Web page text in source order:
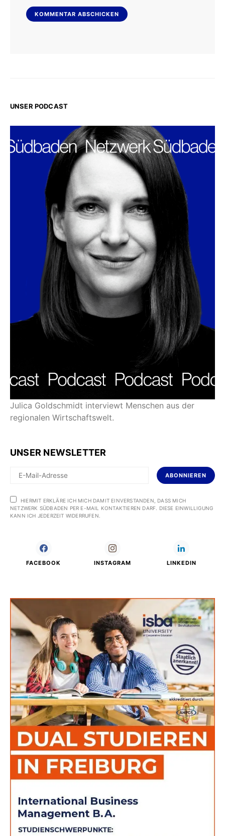
UNSER PODCAST
Julica Goldschmidt interviewt Menschen aus der
regionalen Wirtschaftswelt.
UNSER NEWSLETTER
ABONNIEREN
HIERMIT ERKLÄRE ICH MICH DAMIT EINVERSTANDEN, DASS MICH
NETZWERK SÜDBADEN PER E-MAIL KONTAKTIEREN DARF. DIESE EINWILLIGUNG
KANN ICH JEDERZEIT WIDERRUFEN.
FACEBOOK INSTAGRAM LINKEDIN